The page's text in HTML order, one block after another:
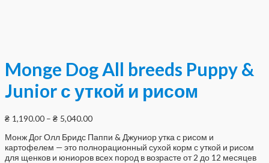
Monge Dog All breeds Puppy &
Junior с уткой и рисом
₴ 1,190.00 – ₴ 5,040.00
Монж Дог Олл Бридс Паппи & Джуниор утка с рисом и
картофелем — это полнорационный сухой корм с уткой и рисом
для щенков и юниоров всех пород в возрасте от 2 до 12 месяцев